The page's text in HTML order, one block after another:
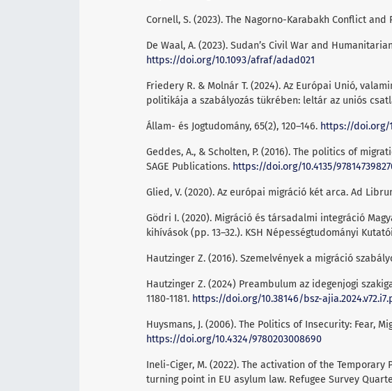
Cornell, S. (2023). The Nagorno-Karabakh Conflict and
De Waal, A. (2023). Sudan’s Civil War and
https://doi.org/10.1093/afraf/adad021
Friedery R. & Molnár T. (2024). Az Európai Unió,
politikája a szabályozás tükrében: leltár az uniós
Állam- és Jogtudomány, 65(2), 120–146. https://doi.org/
Geddes, A., & Scholten, P. (2016). The politics of
SAGE Publications. https://doi.org/10.4135/
Glied, V. (2020). Az európai migráció két arca. Ad
Gödri I. (2020). Migráció és társadalmi integráció
kihívások (pp. 13–32.). KSH Népességtudományi
Hautzinger Z. (2016). Szemelvények a migráció
Hautzinger Z. (2024) Preambulum az idegenjogi
1180-1181. https://doi.org/10.38146/bsz-
Huysmans, J. (2006). The Politics of Insecurity: Fear,
https://doi.org/10.4324/9780203008690
Ineli-Ciger, M. (2022). The activation of the
turning point in EU asylum law. Refugee Survey